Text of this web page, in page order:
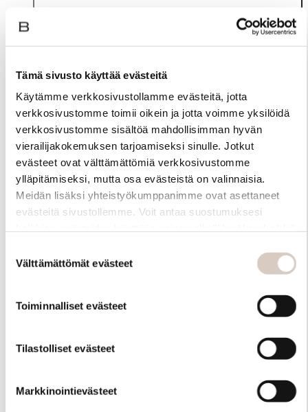
Tämä sivusto käyttää evästeitä
Käytämme verkkosivustollamme evästeitä, jotta
verkkosivustomme toimii oikein ja jotta voimme yksilöidä
verkkosivustomme sisältöä mahdollisimman hyvän
vierailijakokemuksen tarjoamiseksi sinulle. Jotkut
evästeet ovat välttämättömiä verkkosivustomme
ylläpitämiseksi, mutta osa evästeistä on valinnaisia.
Meidän lisäksi yhteistyökumppanimme ovat asettaneet
evästeitä sivustollemme. Voit antaa suostumuksesi
myöhemmin ”Evästeasetukset” -linkin kautta.
valinta
Välttämättömät evästeet
Toiminnalliset evästeet
Tilastolliset evästeet
Markkinointievästeet
Materiaali
Samankaltaisia tuotteita